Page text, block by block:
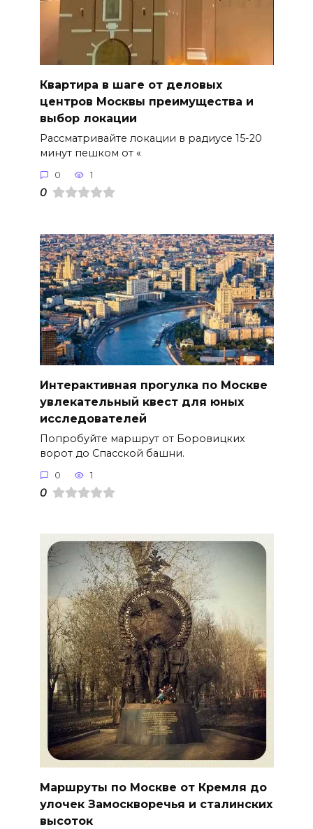
Квартира в шаге от деловых
центров Москвы преимущества и
выбор локации
Рассматривайте локации в радиусе 15-20
минут пешком от «
0 1
0
Интерактивная прогулка по Москве
увлекательный квест для юных
исследователей
Попробуйте маршрут от Боровицких
ворот до Спасской башни.
0 1
0
Маршруты по Москве от Кремля до
улочек Замоскворечья и сталинских
высоток